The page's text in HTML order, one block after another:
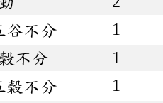
谷不分
1
不分
1
榖不分
1